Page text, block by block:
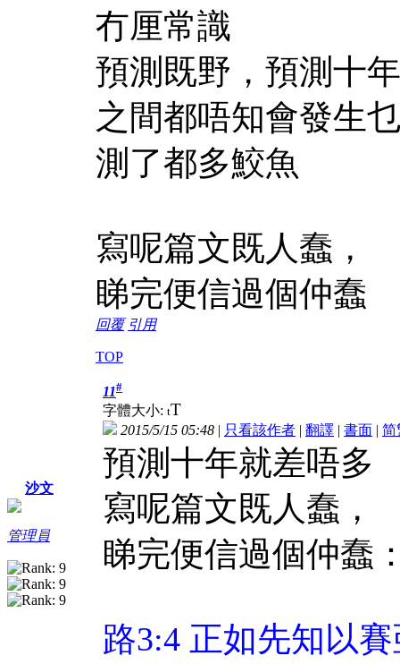
冇厘常識
預測既野，預測十
之間都唔知會發生
測了都多鮫魚
寫呢篇文既人蠢，
睇完便信過個仲蠢
回覆 引用
TOP
沙文
管理員
11#
字體大小: tT
2015/5/15 05:48 | 只看該作者 | 翻譯 | 書面 | 简
預測十年就差唔多
寫呢篇文既人蠢，
睇完便信過個仲蠢
路3:4 正如先知以